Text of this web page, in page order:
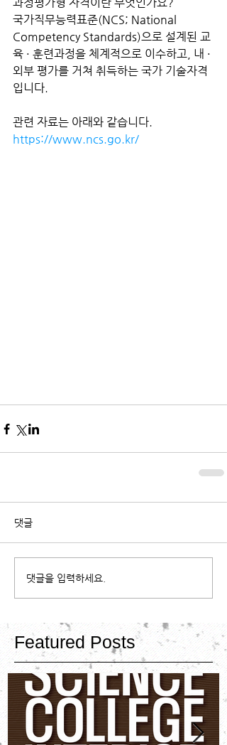
국가직무능력표준(NCS; National
Competency Standards)으로 설계된 교
육 · 훈련과정을 체계적으로 이수하고, 내 ·
외부 평가를 거쳐 취득하는 국가 기술자격
입니다.
관련 자료는 아래와 같습니다.
https://www.ncs.go.kr/
댓글
댓글을 입력하세요.
Featured Posts